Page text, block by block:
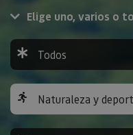
Elige uno, varios o
Todos
Naturaleza y